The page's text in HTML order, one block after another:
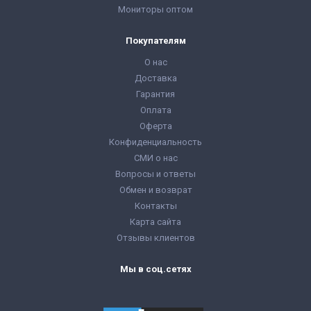
Мониторы оптом
Покупателям
О нас
Доставка
Гарантия
Оплата
Оферта
Конфиденциальность
СМИ о нас
Вопросы и ответы
Обмен и возврат
Контакты
Карта сайта
Отзывы клиентов
Мы в соц.сетях